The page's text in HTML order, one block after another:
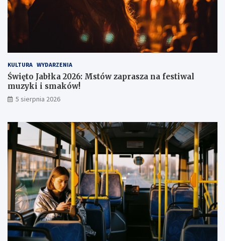
u
KULTURA WYDARZENIA
Święto Jabłka 2026: Mstów zaprasza na festiwal
muzyki i smaków!
5 sierpnia 2026